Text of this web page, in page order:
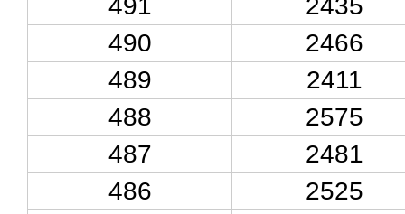
491
2435
490
2466
489
2411
488
2575
487
2481
486
2525